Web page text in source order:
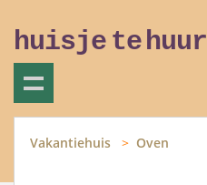
huisje tehuur
Vakantiehuis Oven